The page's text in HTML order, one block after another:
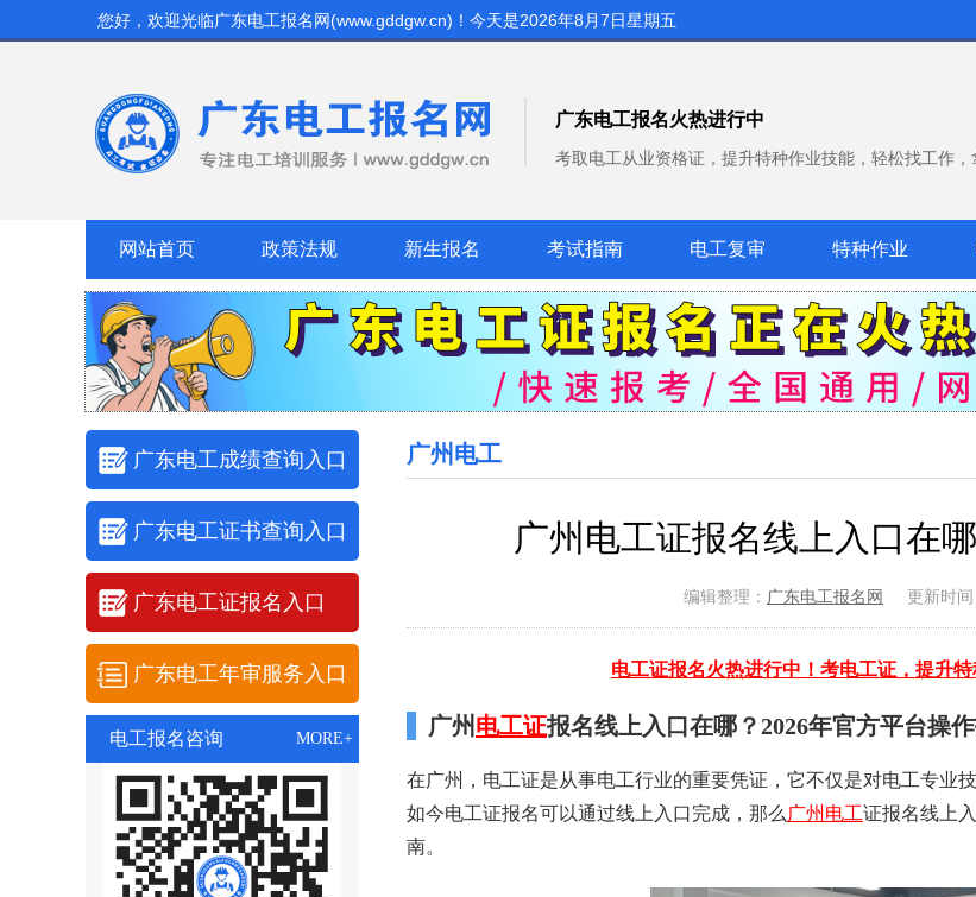
您好，欢迎光临广东电工报名网(www.gddgw.cn) ！今天是2026年8月7日星期五
广东电工报名火热进行中
考取电工从业资格证，提升特种作业技能，轻松找工作，
网站首页 政策法规 新生报名 考试指南 电工复审 特种作业
广东电工成绩查询入口
广东电工证书查询入口
广东电工证报名入口
广东电工年审服务入口
电工报名咨询 MORE+
广州电工
广州电工证报名线上入口在
编辑整理： 广东电工报名网 更新时间
电工证报名火热进行中！考电工证，提升
广州电工证报名线上入口在哪？2026年官方平台操
在广州，电工证是从事电工行业的重要凭证，它不仅是对电工专业
如今电工证报名可以通过线上入口完成，那么 广州电工证报名线上
南。